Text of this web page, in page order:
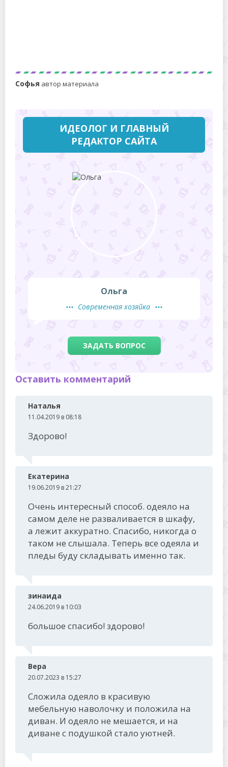
Софья автор материала
ИДЕОЛОГ И ГЛАВНЫЙ
РЕДАКТОР САЙТА
Ольга
Современная хозяйка
ЗАДАТЬ ВОПРОС
Оставить комментарий
Наталья
11.04.2019 в 08:18
Здорово!
Екатерина
19.06.2019 в 21:27
Очень интересный способ. одеяло на
самом деле не разваливается в шкафу,
а лежит аккуратно. Спасибо, никогда о
таком не слышала. Теперь все одеяла и
пледы буду складывать именно так.
зинаида
24.06.2019 в 10:03
большое спасибо! здорово!
Вера
20.07.2023 в 15:27
Сложила одеяло в красивую
мебельную наволочку и положила на
диван. И одеяло не мешается, и на
диване с подушкой стало уютней.